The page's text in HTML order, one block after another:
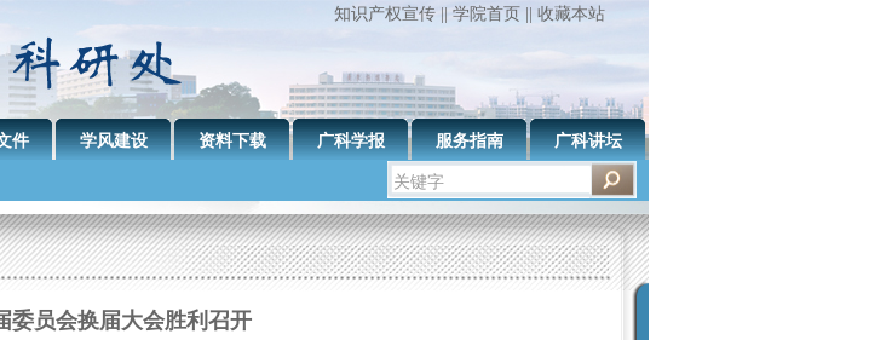
知识产权宣传 学院首页 收藏本站
件 学风建设 资料下载 广科学报 服务指南 广科讲坛
委员会换届大会胜利召开